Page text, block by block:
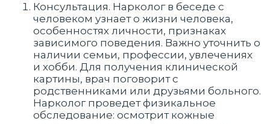
Консультация. Нарколог в беседе с
человеком узнает о жизни человека,
особенностях личности, признаках
зависимого поведения. Важно уточнить о
наличии семьи, профессии, увлечениях
и хобби. Для получения клинической
картины, врач поговорит с
родственниками или друзьями больного.
Нарколог проведет физикальное
обследование: осмотрит кожные